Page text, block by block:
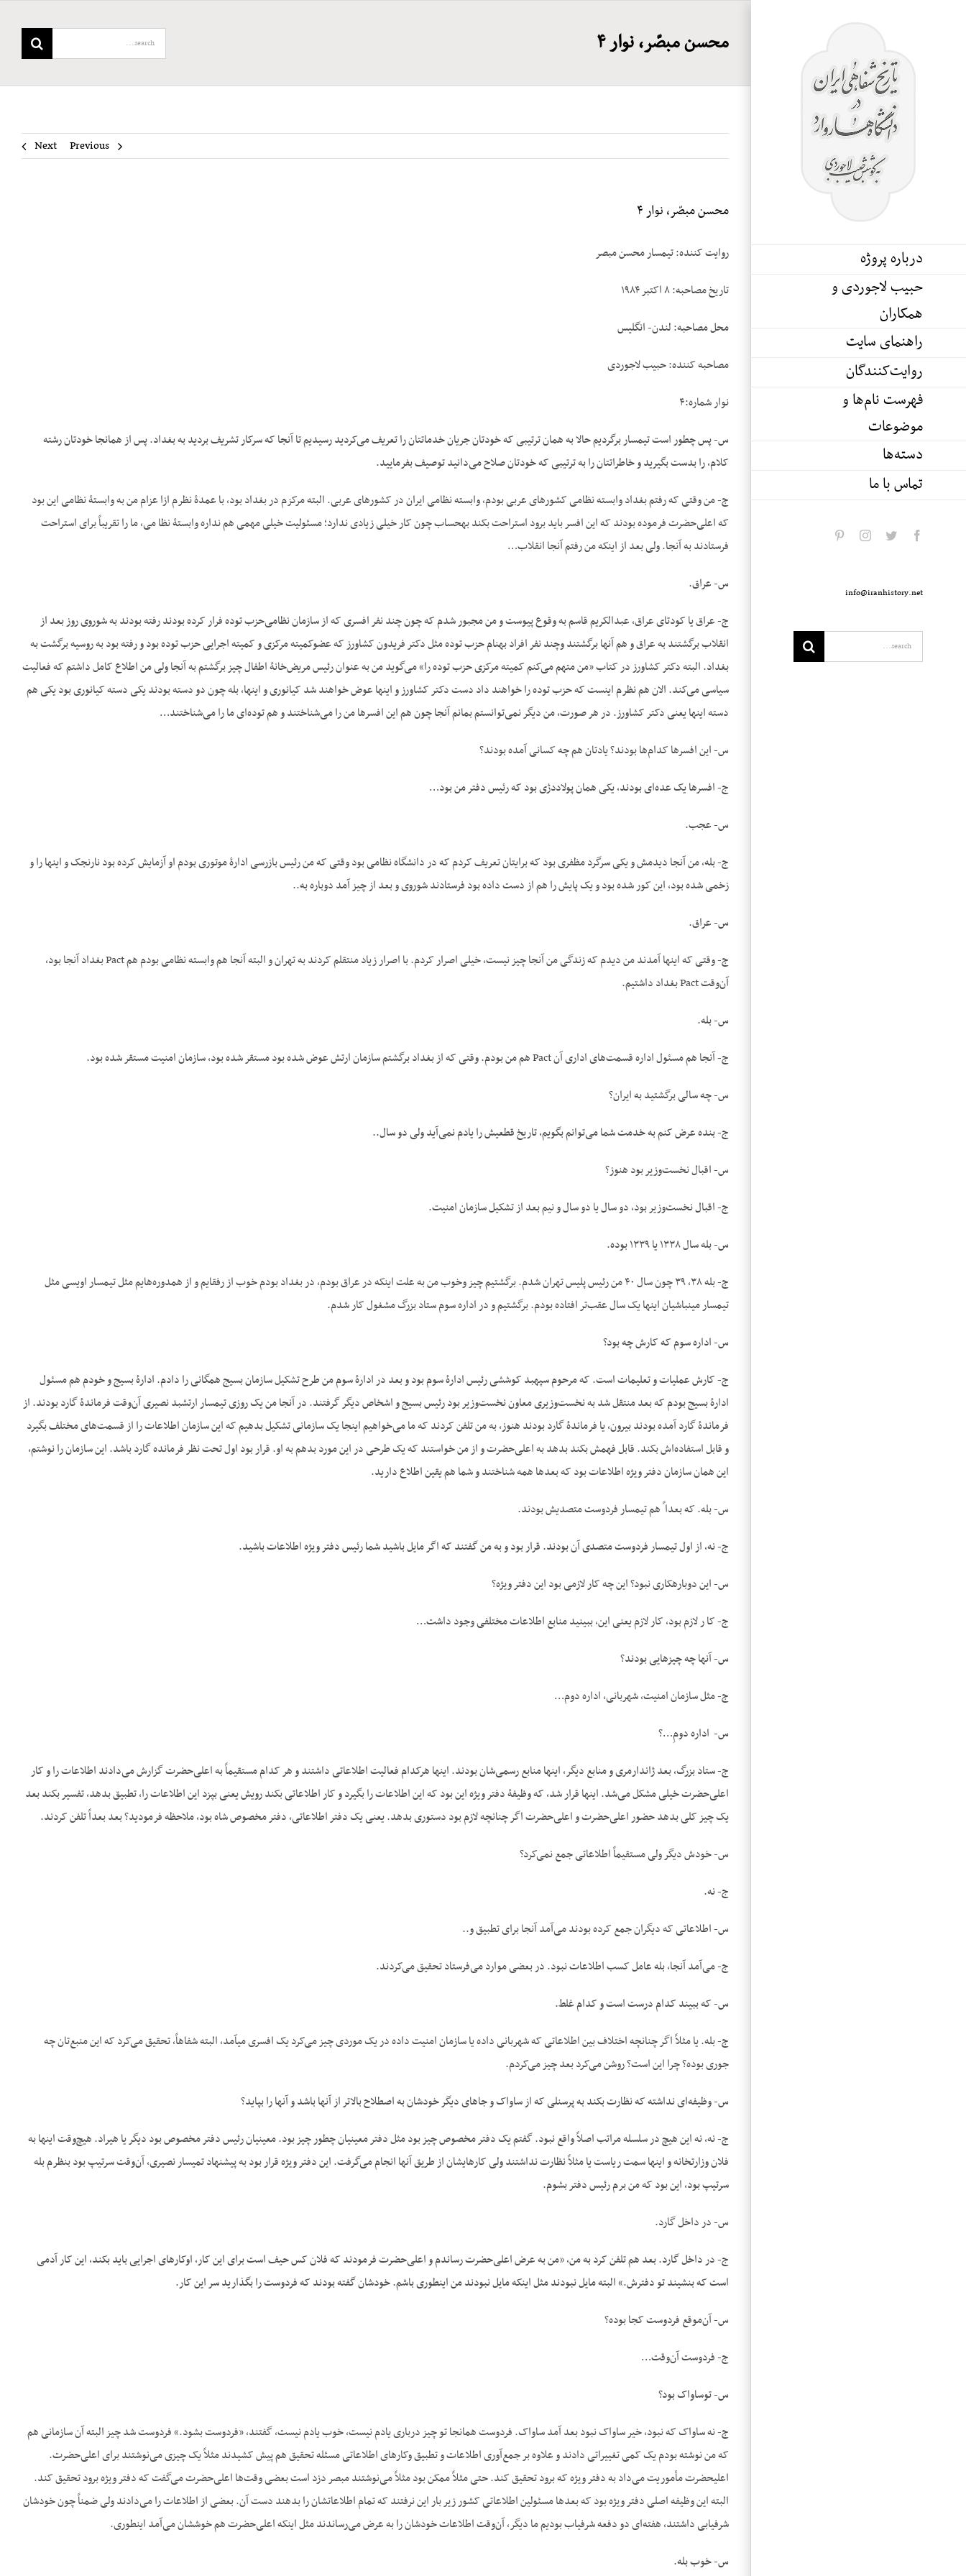
درباره پروژه
حبیب لاجوردی و
همکاران
راهنمای سایت
روایت‌کنندگان
فهرست نام‌ها و
موضوعات
دسته‌ها
تماس با ما
facebook
twitter
instagram
info@iranhistory.net
محسن مبصّر، نوار ۴
Search
for:
Previous
Next
محسن مبصّر، نوار ۴
روایت کننده: تیمسار محسن مبصر
تاریخ مصاحبه: ۸ اکتبر ۱۹۸۴
محل مصاحبه: لندن- انگلیس
مصاحبه کننده: حبیب لاجوردی
نوار شماره:۴
س- پس چطور است تیمسار برگردیم حالا به همان ‌ترتیبی که خودتان جریان خدماتتان را تعریف می‌کردید رسیدیم تا آنجا که سرکار تشریف بردید به بغداد. پس از همانجا خودتان رشته
کلام، را بدست بگیرید و خاطراتتان را به ترتیبی که خودتان صلاح می‌دانید توصیف بفرمایید.
ج- من وقتی که رفتم بغداد وابسته نظامی‌ کشورهای عربی بودم، وابسته نظامی ‌ایران در کشورهای عربی. البته مرکزم در بغداد بود، با عمدۀ نظرم ازا عزام من به وابستۀ نظامی ‌این بود
که اعلی‌حضرت فرموده بودند که این افسر باید برود استراحت بکند به‏حساب چون کار خیلی زیادی ندارد؛ مسئولیت خیلی مهمی ‌هم نداره وابستۀ نظا می، ما را تقریباً برای استراحت
فرستادند به آنجا. ولی بعد از اینکه من رفتم آنجا انقلاب…
س- عراق.
ج- عراق یا کودتای عراق، عبدالکریم قاسم به وقوع پیوست و من مجبور شدم که چون چند نفر افسری که از سازمان نظامی‌حزب توده فرار کرده بودند رفته بودند به شوروی روز بعد از
انقلاب برگشتند به عراق و هم آنها برگشتند وچند نفر افراد به‏نام حزب توده مثل دکتر فریدون کشاورز که عضوکمیته مرکزی و کمیته اجرایی حزب توده بود و رفته بود به روسیه برگشت به
بغداد. البته دکتر کشاورز در کتاب «من متهم می‌کنم کمیته مرکزی حزب توده را» می‌گوید من به عنوان رئیس مریض‌خانۀ اطفال چیز برگشتم به آنجا ولی من اطلاع کامل داشتم که فعالیت
سیاسی می‌کند. الان هم نظرم اینست که حزب توده را خواهند داد دست دکتر کشاورز و اینها عوض خواهند شد کیانوری و این‏ها، بله چون دو دسته بودند یکی دسته کیانوری بود یکی هم
دسته این‏ها یعنی دکتر کشاورز. در هر صورت، من دیگر نمی‌توانستم بمانم آنجا چون هم این افسرها من را می‌شناختند و هم توده‌ای ما را می‌شناختند…
س- این افسر‌ها کدام‌ها بودند؟ یادتان هم چه کسانی آمده بودند؟
ج- افسرها یک عده‌ای بودند، یکی همان پولاددژی بود که رئیس دفتر من بود…
س- عجب.
ج- بله، من آنجا دیدمش و یکی سرگرد مظفری بود که برایتان تعریف کردم که در دانشگاه نظامی‌ بود وقتی که من رئیس بازرسی ادارۀ موتوری بودم او آزمایش کرده بود نارنجک و این‏ها را و
زخمی ‌شده بود، این کور شده بود و یک پایش را هم از دست داده بود فرستادند شوروی و بعد از چیز آمد دوباره به..
س- عراق.
ج- وقتی که این‏ها آمدند من دیدم که زندگی من آنجا چیز نیست، خیلی اصرار کردم. با اصرار زیاد منتقلم کردند به تهران و البته آنجا هم وابسته نظامی بودم هم Pact بغداد آنجا بود،
آن‌وقت Pact بغداد داشتیم.
س- بله.
ج- آنجا هم مسئول اداره قسمت‌های اداری آن Pact هم من بودم. وقتی که از بغداد برگشتم سازمان ارتش عوض شده بود مستقر شده بود، سازمان امنیت مستقر شده بود.
س- چه سالی برگشتید به ایران؟
ج- بنده عرض کنم به خدمت شما می‌توانم بگویم، تاریخ قطعیش را یادم نمی‌آید ولی دو سال..
س- اقبال نخست‌وزیر بود هنوز؟
ج- اقبال نخست‌وزیر بود، دو سال یا دو سال و نیم بعد از تشکیل سازمان امنیت.
س- بله سال ۱۳۳۸ یا ۱۳۳۹ بوده.
ج- بله ۳۸، ۳۹ چون سال ۴۰ من رئیس پلیس تهران شدم. برگشتیم چیز وخوب من به علت اینکه در عراق بودم، در بغداد بودم خوب از رفقایم و از همدوره‌هایم مثل تیمسار اویسی مثل
تیمسار مین‏باشیان اینها یک سال عقب‌تر افتاده بودم. برگشتیم و در اداره سوم ستاد بزرگ مشغول کار شدم.
س- اداره سوم که کارش چه بود؟
ج- کارش عملیات و تعلیمات است. که مرحوم سپهبد کوششی رئیس ادارۀ سوم بود و بعد در ادارۀ سوم من طرح تشکیل سازمان بسیج همگانی را دادم. ادارۀ بسیج و خودم هم مسئول
ادارۀ بسیج بودم که بعد منتقل شد به نخست‌وزیری معاون نخست‌وزیر بود رئیس بسیج و اشخاص دیگر گرفتند. در آنجا من یک روزی تیمسار ارتشبد نصیری آن‌وقت فرماندۀ گارد بودند. از
فرماندۀ گارد آمده بودند بیرون، یا فرماندۀ گارد بودند هنوز، به من تلفن کردند که ما می‌خواهیم اینجا یک سازمانی تشکیل بدهیم که این سازمان اطلاعات را از قسمت‌های مختلف بگیرد
و قابل استفاده‌اش بکند. قابل فهمش بکند بدهد به اعلی‌حضرت و از من خواستند که یک طرحی در این مورد بدهم به او. قرار بود اول تحت نظر فرمانده گارد باشد. این سازمان را نوشتم،
این همان سازمان دفتر ویژه اطلاعات بود که بعدها همه شناختند و شما هم یقین اطلاع دارید.
س- بله. که بعدا ً هم تیمسار فردوست متصدیش بودند.
ج- نه، از اول تیمسار فردوست متصدی آن بودند. قرار بود و به من گفتند که اگر مایل باشید شما رئیس دفتر ویژه اطلاعات باشید.
س- این دوباره‏کاری نبود؟ این چه کار لازمی ‌بود این دفتر ویژه؟
ج- کا ر لازم بود، کار لازم یعنی این، ببینید منابع اطلاعات مختلفی وجود داشت…
س- آنها چه چیزهایی بودند؟
ج- مثل سازمان امنیت، شهربانی، اداره دوم…
س- اداره دومِ…؟
ج- ستاد بزرگ، بعد ژاندارمری و منابع دیگر، این‏ها منابع رسمی‌شان بودند. این‏ها هرکدام فعالیت اطلاعاتی داشتند و هر کدام مستقیماً به اعلی‌حضرت گزارش می‌دادند اطلاعات را و کار
اعلی‌حضرت خیلی مشکل می‌شد. این‏ها قرار شد، که وظیفۀ دفتر ویژه این بود که این اطلاعات را بگیرد و کار اطلاعاتی بکند رویش یعنی بپزد این اطلاعات را، تطبیق بدهد، تفسیر بکند بعد
یک چیز کلی بدهد حضور اعلی‌حضرت و اعلی‌حضرت اگر چنانچه لازم بود دستوری بدهد. یعنی یک دفتر اطلاعاتی، دفتر مخصوص شاه بود، ملاحظه فرمودید؟ بعد بعداً تلفن کردند.
س- خودش دیگر ولی مستقیماً اطلاعاتی جمع نمی‌کرد؟
ج- نه.
س- اطلاعاتی که دیگران جمع کرده بودند می‌آمد آنجا برای تطبیق و..
ج- می‌آمد آنجا، بله عامل کسب اطلاعات نبود. در بعضی موارد می‌فرستاد تحقیق می‌کردند.
س- که ببیند کدام درست است و کدام غلط.
ج- بله. یا مثلاً اگر چنانچه اختلاف بین اطلاعاتی که شهربانی داده یا سازمان امنیت داده در یک موردی چیز می‌کرد یک افسری می‏آمد، البته شفاهاً، تحقیق می‌کرد که این منبع‌تان چه
جوری بوده؟ چرا این است؟ روشن می‌کرد بعد چیز می‌کردم.
س- وظیفه‌ای نداشته که نظارت بکند به پرسنلی که از ساواک و جا‌های دیگر خودشان به اصطلاح بالاتر از آنها باشد و آنها را بپاید؟
ج- نه، نه این هیچ در سلسله مراتب اصلاً واقع نبود. گفتم یک دفتر مخصوص چیز بود مثل دفتر معینیان چطور چیز بود. معینیان رئیس دفتر مخصوص بود دیگر یا هیراد. هیچ‌وقت این‏ها به
فلان وزارتخانه و این‏ها سمت ریاست یا مثلاً نظارت نداشتند ولی کارهایشان از طریق آنها انجام می‌گرفت. این دفتر ویژه قرار بود به پیشنهاد تمیسار نصیری، آن‌وقت سرتیپ بود بنظرم بله
سرتیپ بود، این بود که من برم رئیس دفتر بشوم.
س- در داخل گارد.
ج- در داخل گارد. بعد هم تلفن کرد به من، «من به عرض اعلی‌حضرت رساندم و اعلی‌حضرت فرمودند که فلان کس حیف است برای این کار، اوکارهای اجرایی باید بکند، این کار آدمی
‌است که بنشیند تو دفترش.» البته مایل نبودند مثل اینکه مایل نبودند من اینطوری باشم. خودشان گفته بودند که فردوست را بگذارید سر این کار.
س- آن‌موقع فردوست کجا بوده؟
ج- فردوست آن‌وقت…
س- توساواک بود؟
ج- نه ساواک که نبود، خیر ساواک نبود بعد آمد ساواک. فردوست همانجا تو چیز درباری یادم نیست، خوب یادم نیست، گفتند، «فردوست بشود.» فردوست شد چیز البته آن سازمانی هم
که من نوشته بودم یک کمی ‌تغییراتی دادند و علاوه بر جمع‌آوری اطلاعات و تطبیق وکارهای اطلاعاتی مسئله تحقیق هم پیش کشیدند مثلاً یک چیزی می‌نوشتند برای اعلی‌حضرت.
اعلی‎حضرت مأموریت می‌داد به دفتر ویژه که برود تحقیق کند. حتی مثلاً ممکن بود مثلاً می‌نوشتند مبصر دزد است بعضی وقت‌ها اعلی‌حضرت می‌گفت که دفتر ویژه برود تحقیق کند.
البته این وظیفه اصلی دفتر ویژه بود که بعدها مسئولین اطلاعاتی کشور زیر بار این نرفتند که تمام اطلاعاتشان را بدهند دست آن. بعضی از اطلاعات را می‌دادند ولی ضمناً چون خودشان
شرفیابی داشتند، هفته‌ای دو دفعه شرفیاب بودیم ما دیگر، آن‌وقت اطلاعات خودشان را به عرض می‌رساندند مثل اینکه اعلی‌حضرت هم خوششان می‌آمد اینطوری.
س- خوب بله.